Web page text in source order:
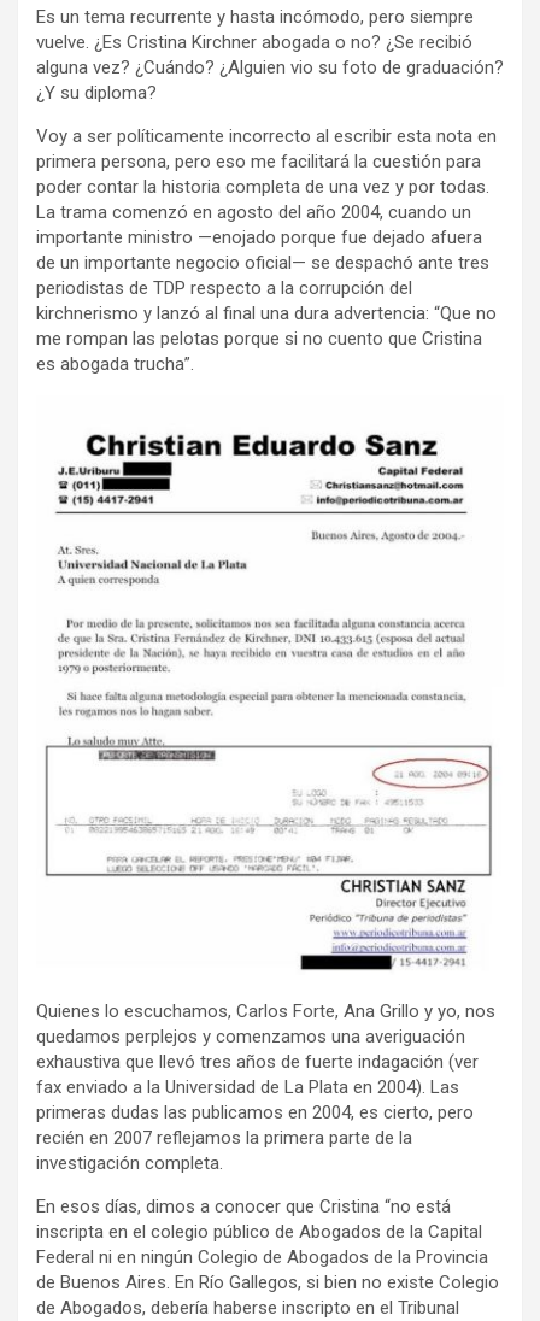
Es un tema recurrente y hasta incómodo, pero siempre
vuelve. ¿Es Cristina Kirchner abogada o no? ¿Se recibió
alguna vez? ¿Cuándo? ¿Alguien vio su foto de graduación?
¿Y su diploma?
Voy a ser políticamente incorrecto al escribir esta nota en
primera persona, pero eso me facilitará la cuestión para
poder contar la historia completa de una vez y por todas.
La trama comenzó en agosto del año 2004, cuando un
importante ministro —enojado porque fue dejado afuera
de un importante negocio oficial— se despachó ante tres
periodistas de TDP respecto a la corrupción del
kirchnerismo y lanzó al final una dura advertencia: “Que no
me rompan las pelotas porque si no cuento que Cristina
es abogada trucha”.
Quienes lo escuchamos, Carlos Forte, Ana Grillo y yo, nos
quedamos perplejos y comenzamos una averiguación
exhaustiva que llevó tres años de fuerte indagación (ver
fax enviado a la Universidad de La Plata en 2004). Las
primeras dudas las publicamos en 2004, es cierto, pero
recién en 2007 reflejamos la primera parte de la
investigación completa.
En esos días, dimos a conocer que Cristina “no está
inscripta en el colegio público de Abogados de la Capital
Federal ni en ningún Colegio de Abogados de la Provincia
de Buenos Aires. En Río Gallegos, si bien no existe Colegio
de Abogados, debería haberse inscripto en el Tribunal